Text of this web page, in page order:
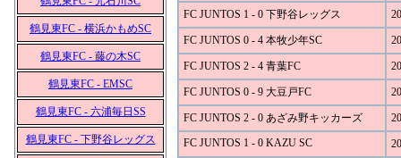
鶴見東FC - 横浜かもめSC
鶴見東FC - 藤の木SC
鶴見東FC - EMSC
鶴見東FC - 六浦毎日SS
鶴見東FC - 下野谷レッグス
FC JUNTOS 1 - 0 下野谷レッグス
FC JUNTOS 0 - 4 本牧少年SC
FC JUNTOS 2 - 4 青葉FC
FC JUNTOS 0 - 9 大豆戸FC
FC JUNTOS 2 - 0 あざみ野キッカーズ
FC JUNTOS 1 - 0 KAZU SC